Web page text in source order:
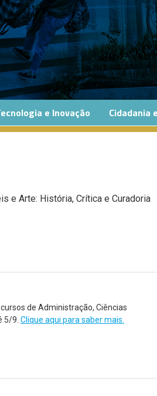
e Inovação Cidadania
e Arte: História, Crítica e Curadoria
de Administração, Ciências
5/9. Clique aqui para saber mais.